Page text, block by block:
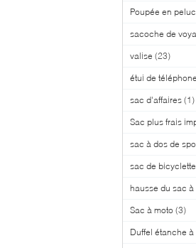
Poupée en
sacoche de
valise (23)
étui de
sac d'affaires (1)
Sac plus frais
sac à dos de
sac de bicyclette
hausse du sac à
Sac à moto (3)
Duffel étanche à